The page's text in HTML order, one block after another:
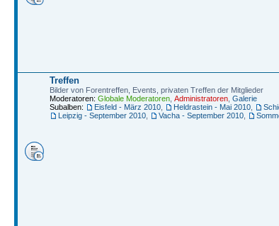
Treffen
Bilder von Forentreffen, Events, privaten Treffen der Mitglieder
Moderatoren: Globale Moderatoren Administratoren Galerie
Subalben:
Eisfeld - März 2010 Heldrastein - Mai 2010
Leipzig - September 2010
Vacha - September 2010